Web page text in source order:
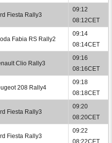
Fiesta Rally3
09:12
08:12CET
Fabia RS Rally2
09:14
08:14CET
Clio Rally3
09:16
08:16CET
208 Rally4
09:18
08:18CET
Fiesta Rally3
09:20
08:20CET
Fiesta Rally3
09:22
08:22CET